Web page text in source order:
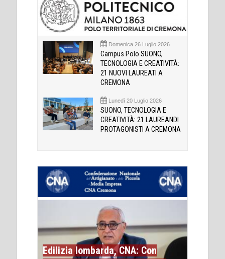
Domenica 26 Luglio 2026
Campus Polo SUONO,
TECNOLOGIA E CREATIVITÀ:
21 NUOVI LAUREATI A
CREMONA
Lunedì 20 Luglio 2026
SUONO, TECNOLOGIA E
CREATIVITÀ: 21 LAUREANDI
PROTAGONISTI A CREMONA
Edilizia lombarda, CNA: Con